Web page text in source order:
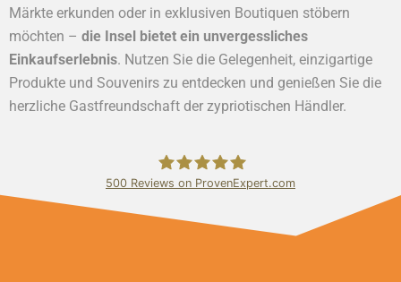
Märkte erkunden oder in exklusiven Boutiquen stöbern
möchten – die Insel bietet ein unvergessliches
Einkaufserlebnis. Nutzen Sie die Gelegenheit, einzigartige
Produkte und Souvenirs zu entdecken und genießen Sie die
herzliche Gastfreundschaft der zypriotischen Händler.
Bundschuh & Schmidt Holding Ltd.
500 Reviews on ProvenExpert.com